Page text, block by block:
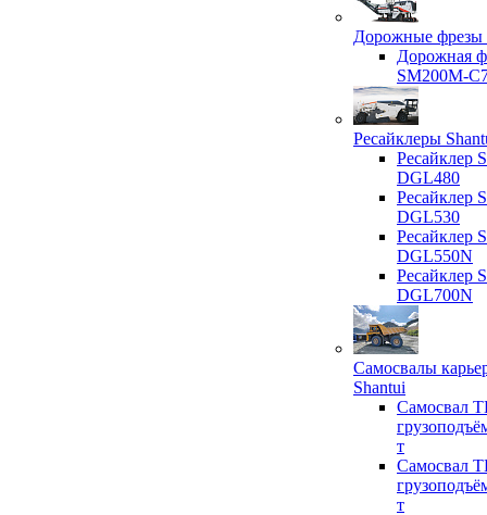
Дорожные фрезы
Дорожная
SM200M-
Ресайклеры
Ресайклер
DGL480
Ресайклер
DGL530
Ресайклер
DGL550N
Ресайклер
DGL700N
Самосвалы
Shantui
Самосвал
т
Самосвал
т